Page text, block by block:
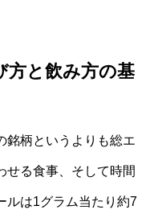
方と飲み方の基
銘柄というよりも総エ
せる食事、そして時間
ルは1グラム当たり約7